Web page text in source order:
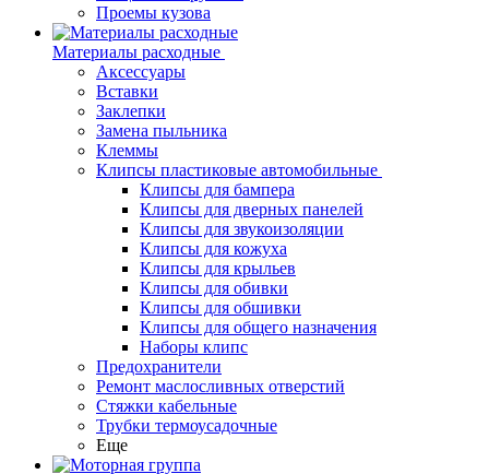
Проемы кузова
Материалы расходные
Аксессуары
Вставки
Заклепки
Замена пыльника
Клеммы
Клипсы пластиковые автомобильные
Клипсы для бампера
Клипсы для дверных панелей
Клипсы для звукоизоляции
Клипсы для кожуха
Клипсы для крыльев
Клипсы для обивки
Клипсы для обшивки
Клипсы для общего назначения
Наборы клипс
Предохранители
Ремонт маслосливных отверстий
Стяжки кабельные
Трубки термоусадочные
Еще